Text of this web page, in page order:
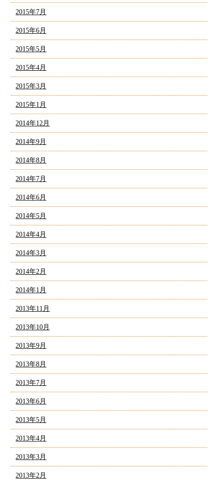
2015年7月
2015年6月
2015年5月
2015年4月
2015年3月
2015年1月
2014年12月
2014年9月
2014年8月
2014年7月
2014年6月
2014年5月
2014年4月
2014年3月
2014年2月
2014年1月
2013年11月
2013年10月
2013年9月
2013年8月
2013年7月
2013年6月
2013年5月
2013年4月
2013年3月
2013年2月